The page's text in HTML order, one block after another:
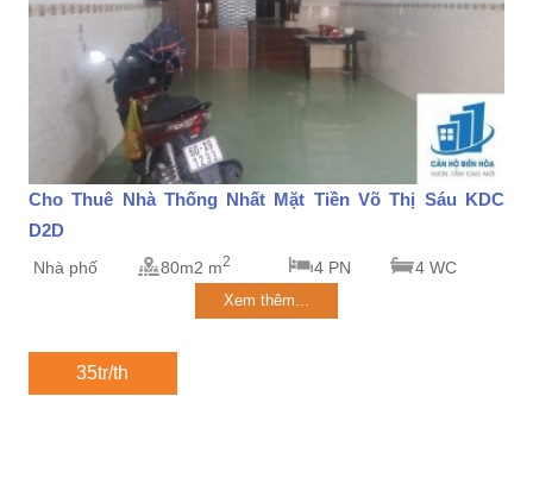
Cho Thuê Nhà Thống Nhất Mặt Tiền Võ Thị Sáu KDC
D2D
Nhà phố 80m2 m2 4 PN 4 WC
Xem thêm...
35tr/th